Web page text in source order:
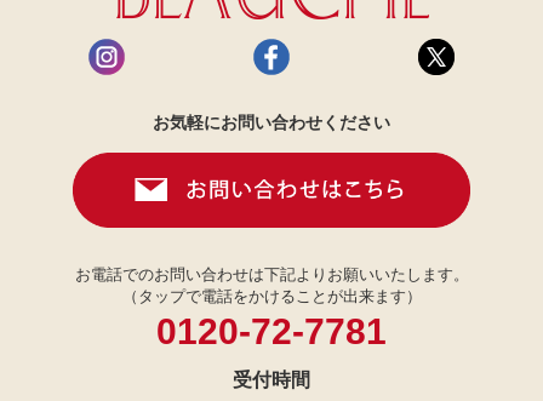
お気軽にお問い合わせください
お電話でのお問い合わせは下記よりお願いいたします。
（タップで電話をかけることが出来ます）
0120-72-7781
受付時間